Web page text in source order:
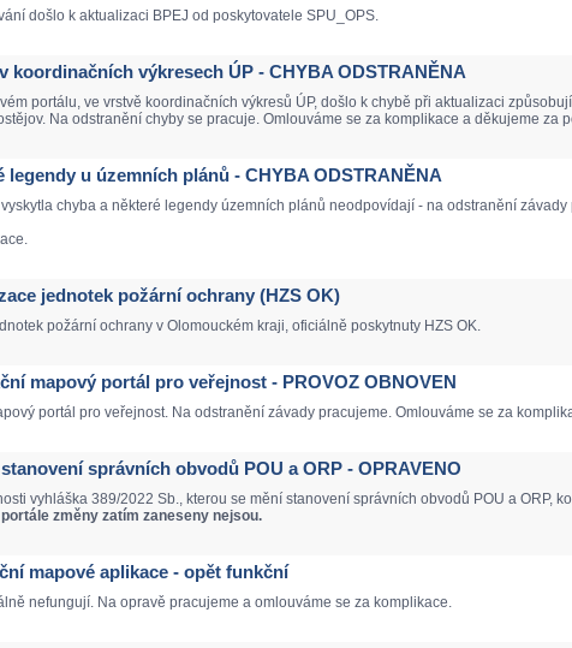
došlo k aktualizaci BPEJ od poskytovatele SPU_OPS.
koordinačních výkresech ÚP - CHYBA ODSTRANĚNA
portálu, ve vrstvě koordinačních výkresů ÚP, došlo k chybě při aktualizaci
Na odstranění chyby se pracuje. Omlouváme se za komplikace a děkujeme za
legendy u územních plánů - CHYBA ODSTRANĚNA
chyba a některé legendy územních plánů neodpovídají - na odstranění
jednotek požární ochrany (HZS OK)
požární ochrany v Olomouckém kraji, oficiálně poskytnuty HZS OK.
mapový portál pro veřejnost - PROVOZ OBNOVEN
portál pro veřejnost. Na odstranění závady pracujeme. Omlouváme se za
stanovení správních obvodů POU a ORP - OPRAVENO
vyhláška 389/2022 Sb., kterou se mění stanovení správních obvodů POU a ORP,
portále změny zatím zaneseny nejsou.
mapové aplikace - opět funkční
nefungují. Na opravě pracujeme a omlouváme se za komplikace.